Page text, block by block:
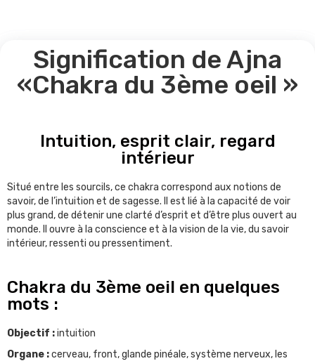
Signification de Ajna
«Chakra du 3ème oeil »
Intuition, esprit clair, regard
intérieur
Situé entre les sourcils, ce chakra correspond aux notions de
savoir, de l’intuition et de sagesse. Il est lié à la capacité de voir
plus grand, de détenir une clarté d’esprit et d’être plus ouvert au
monde. Il ouvre à la conscience et à la vision de la vie, du savoir
intérieur, ressenti ou pressentiment.
Chakra du 3ème oeil en quelques
mots :
Objectif :intuition
Organe :cerveau, front, glande pinéale, système nerveux, les